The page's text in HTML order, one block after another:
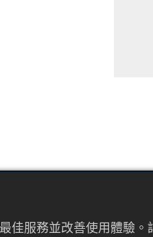
佳服務並改善使用體驗